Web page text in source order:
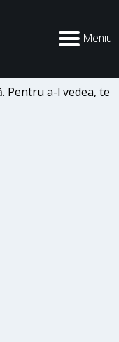
Meniu
Pentru a-l vedea, te